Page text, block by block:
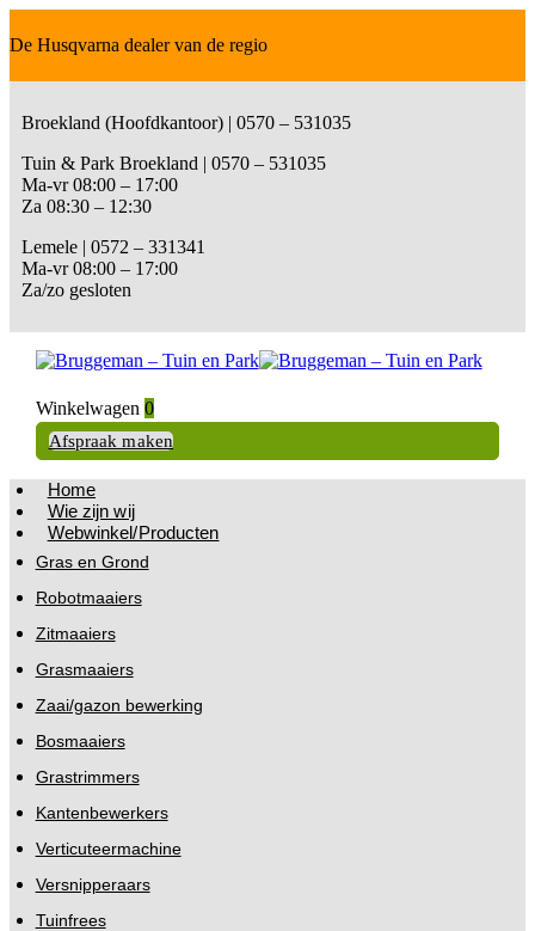
De Husqvarna dealer van de regio
Broekland (Hoofdkantoor) | 0570 – 531035
Tuin & Park Broekland | 0570 – 531035
Ma-vr 08:00 – 17:00
Za 08:30 – 12:30
Lemele | 0572 – 331341
Ma-vr 08:00 – 17:00
Za/zo gesloten
Winkelwagen 0
Afspraak maken
Home
Wie zijn wij
Webwinkel/Producten
Gras en Grond
Robotmaaiers
Zitmaaiers
Grasmaaiers
Zaai/gazon bewerking
Bosmaaiers
Grastrimmers
Kantenbewerkers
Verticuteermachine
Versnipperaars
Tuinfrees